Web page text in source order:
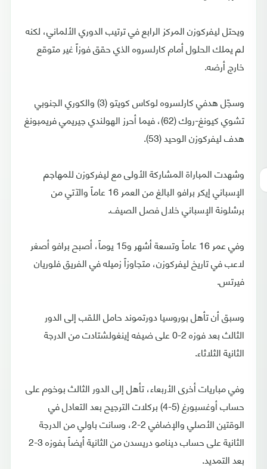
ويحتل ليفركوزن المركز الرابع في ترتيب الدوري الألماني، لكنه
لم يملك الحلول أمام كارلسروه الذي حقق فوزاً غير متوقع
خارج أرضه.
وسجّل هدفي كارلسروه لوكاس كويتو (3) والكوري الجنوبي
تشوي كيونغ-روك (62)، فيما أحرز الهولندي جيريمي فريمبونغ
هدف ليفركوزن الوحيد (53).
وشهدت المباراة المشاركة الأولى مع ليفركوزن للمهاجم
الإسباني إيكر برافو البالغ من العمر 16 عاماً والآتي من
برشلونة الإسباني خلال فصل الصيف.
وفي عمر 16 عاماً وتسعة أشهر و15 يوماً، أصبح برافو أصغر
لاعب في تاريخ ليفركوزن، متجاوزاً زميله في الفريق فلوريان
فيرتس.
وسبق أن تأهل بوروسيا دورتموند حامل اللقب إلى الدور
الثالث بعد فوزه 2-0 على ضيفه إينغولشتادت من الدرجة
الثانية الثلاثاء.
وفي مباريات أخرى الأربعاء، تأهل إلى الدور الثالث بوخوم على
حساب أوغسبورغ (5-4) بركلات الترجيح بعد التعادل في
الوقتين الأصلي والإضافي 2-2، وسانت باولي من الدرجة
الثانية على حساب دينامو دريسدن من الثانية أيضاً بفوزه 3-2
بعد التمديد.